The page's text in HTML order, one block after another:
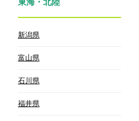
新潟県
富山県
石川県
福井県